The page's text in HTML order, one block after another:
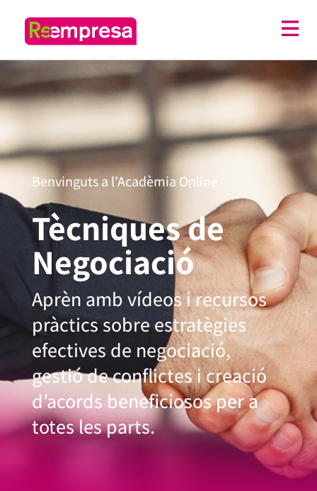
Benvinguts a l’Acadèmia Online
Tècniques de
Negociació
Aprèn amb vídeos i recursos
pràctics sobre estratègies
efectives de negociació,
gestió de conflictes i creació
d’acords beneficiosos per a
totes les parts.